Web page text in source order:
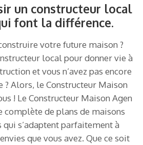
un constructeur local
font la différence.
votre future maison ?
local pour donner vie à
et vous n’avez pas encore
? Alors, le Constructeur Maison
! Le Constructeur Maison Agen
complète de plans de maisons
s’adaptent parfaitement à
que vous avez. Que ce soit